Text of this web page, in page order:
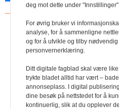
deg mot dette under
For øvrig bruker vi
analyse, for å sammenligne
og for å utvikle og tilby
personvernerklæring.
Ditt digitale fagblad skal være
trykte bladet alltid har vært –
annonseplass. I digital
dine besøk på nettstedet for å
kontinuerlig, slik at du opplever